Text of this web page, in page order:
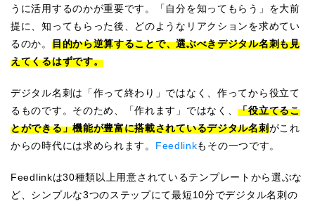
うに活用するのかが重要です。「自分を知ってもらう」を大前
提に、知ってもらった後、どのようなリアクションを求めてい
るのか。 目的から逆算することで、選ぶべきデジタル名刺も見
えてくるはずです。
デジタル名刺は「作って終わり」ではなく、作ってから役立て
るものです。そのため、「作れます」ではなく、「役立てるこ
とができる」機能が豊富に搭載されているデジタル名刺がこれ
からの時代には求められます。 Feedlinkもその一つです。
Feedlinkは30種類以上用意されているテンプレートから選ぶな
ど、シンプルな3つのステップにて最短10分でデジタル名刺の